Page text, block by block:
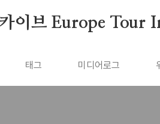
이브 Europe Tour
태그 미디어로그